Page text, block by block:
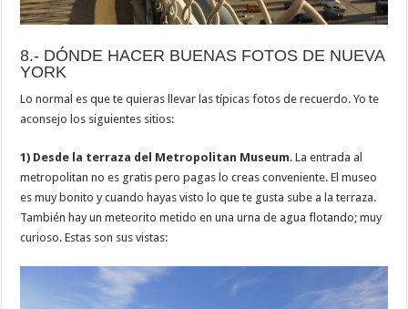
8.- DÓNDE HACER BUENAS FOTOS DE NUEVA
YORK
Lo normal es que te quieras llevar las típicas fotos de recuerdo. Yo te
aconsejo los siguientes sitios:
1) Desde la terraza del Metropolitan Museum. La entrada al
metropolitan no es gratis pero pagas lo creas conveniente. El museo
es muy bonito y cuando hayas visto lo que te gusta sube a la terraza.
También hay un meteorito metido en una urna de agua flotando; muy
curioso. Estas son sus vistas: